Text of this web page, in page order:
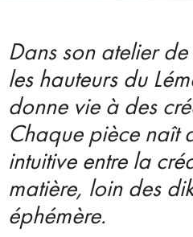
Dans son atelier
les hauteurs du
donne vie à des
Chaque pièce naît
intuitive entre la
matière, loin des
éphémère.